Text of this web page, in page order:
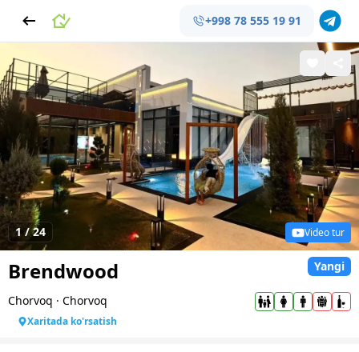
+998 78 555 19 91
1 /24 Video tur
Brendwood Yangi
Chorvoq · Chorvoq
Xaritada ko'rsatish